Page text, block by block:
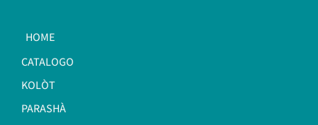
HOME
CATALOGO
KOLÒT
PARASHÀ